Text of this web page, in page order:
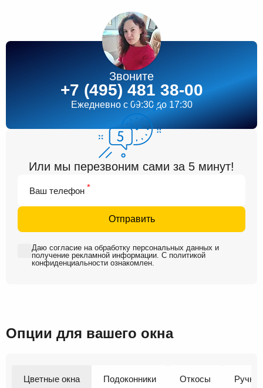
Звоните
+7 (495) 481 38-00
Ежедневно c 09:30 до 17:30
Или мы перезвоним сами за 5 минут!
Ваш телефон *
Отправить
Даю согласие на обработку персональных данных и
получение рекламной информации . С политикой
конфиденциальности ознакомлен.
Опции для вашего окна
Цветные окна Подоконники Откосы
Ручки